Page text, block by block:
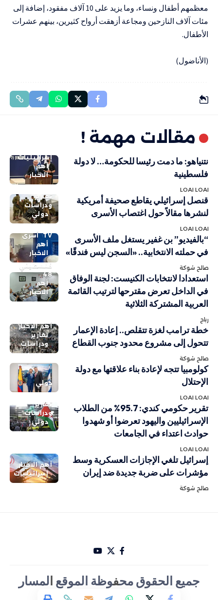
معظمهم أطفال ونساء، وما يزيد على 10 آلاف مفقود، إضافة إلى
مئات آلاف النازحين ومجاعة أزهقت أرواح كثيرين، بينهم عشرات
الأطفال.
(الأناضول)
مقالات مهمة !
إسرائيليات
أهم
الاخبار
نتنياهو: ما دمت رئيسا للحكومة… لا دولة
فلسطينية
LOAI LOAI
تقارير
ودراسات
دولي
قنصل إسرائيلي يقاطع صحيفة أمريكية
لنشرها مقالاً حول اغتصاب الأسرى
LOAI LOAI
TV أسرى
أهم
الاخبار
“بالفيديو” بن غفير يستغل ملف الأسرى
في حملته الانتخابية.. «السجن ليس فندقًا»
صالح شوكة
فلسطيني
48
أهم
الاخبار
استعدادا لانتخابات الكنيست: لجنة الوفاق
في الداخل تعرض مقترحها لترتيب القائمة
العربية المشتركة الثلاثية
رباح
أهم الاخبار
تقارير
ودراسات
خطة ترامب لغزة تتقلص.. إعادة الإعمار
تتحول إلى مشروع محدود جنوب القطاع
صالح شوكة
دولي
كولومبيا تتجه لإعادة بناء علاقتها مع دولة
الإحتلال
LOAI LOAI
تقارير
ودراسات
دولي
تقرير حكومي كندي: 95.7% من الطلاب
الإسرائيليين واليهود تعرضوا أو شهدوا
حوادث اعتداء في الجامعات
LOAI LOAI
أهم الاخبار
إسرائيليات
إسرائيل تلغي الإجازات العسكرية وسط
مؤشرات على ضربة جديدة ضد إيران
صالح شوكة
جميع الحقوق محفوظة الموقع المسار